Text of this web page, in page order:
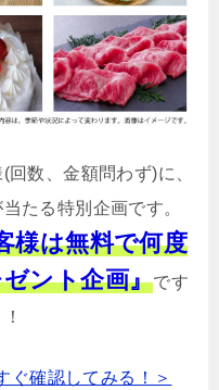
数、金額問わず)に、
たる特別企画です。
様は無料で何度
ント企画』です
ぐ確認してみる！＞